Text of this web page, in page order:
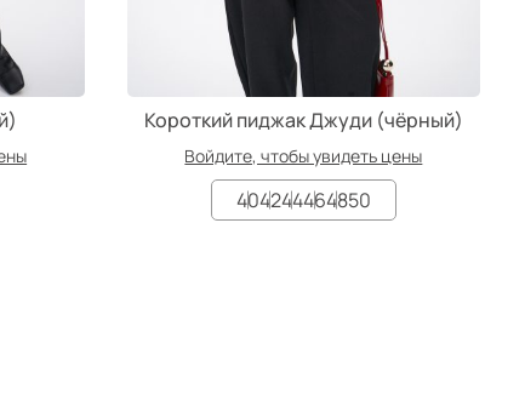
Короткий пиджак Джуди (чёрный)
Войдите, чтобы увидеть цены
404244464850